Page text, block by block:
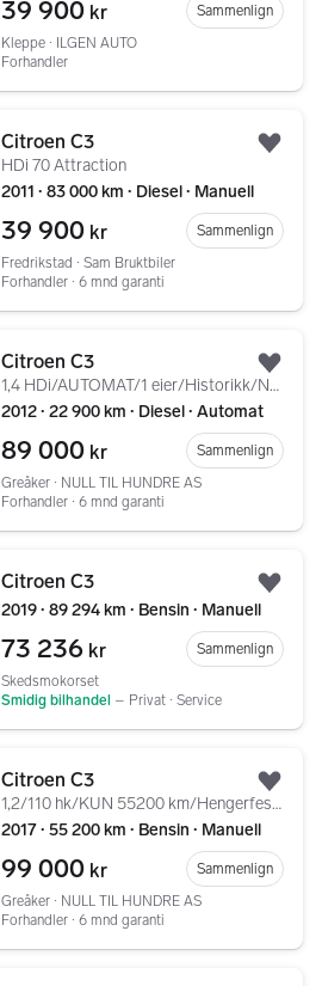
39 900 kr
Sammenlign
Kleppe ∙ ILGEN AUTO
Forhandler
Citroen C3
HDi 70 Attraction
2011 ∙ 83 000 km ∙ Diesel ∙ Manuell
39 900 kr
Sammenlign
Fredrikstad ∙ Sam Bruktbiler
Forhandler ∙ 6 mnd garanti
Citroen C3
1,4 HDi/AUTOMAT/1 eier/Historikk/Ny service/EU 11.27
2012 ∙ 22 900 km ∙ Diesel ∙ Automat
89 000 kr
Sammenlign
Greåker ∙ NULL TIL HUNDRE AS
Forhandler ∙ 6 mnd garanti
Citroen C3
2019 ∙ 89 294 km ∙ Bensin ∙ Manuell
73 236 kr
Sammenlign
Skedsmokorset
Smidig bilhandel – Privat ∙ Service
Citroen C3
1,2/110 hk/KUN 55200 km/Hengerfeste/Historikk/EU 06.28
2017 ∙ 55 200 km ∙ Bensin ∙ Manuell
99 000 kr
Sammenlign
Greåker ∙ NULL TIL HUNDRE AS
Forhandler ∙ 6 mnd garanti